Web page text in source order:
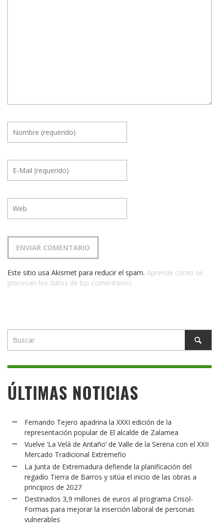
Este sitio usa Akismet para reducir el spam. Aprende cómo se
procesan los datos de tus comentarios.
ÚLTIMAS NOTICIAS
Fernando Tejero apadrina la XXXI edición de la
representación popular de El alcalde de Zalamea
Vuelve ‘La Velá de Antaño’ de Valle de la Serena con el XXII
Mercado Tradicional Extremeño
La Junta de Extremadura defiende la planificación del
regadío Tierra de Barros y sitúa el inicio de las obras a
principios de 2027
Destinados 3,9 millones de euros al programa Crisol-
Formas para mejorar la inserción laboral de personas
vulnerables